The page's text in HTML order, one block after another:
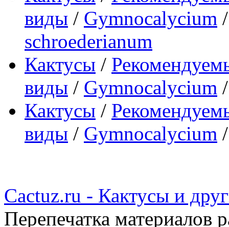
виды / Gymnocalycium
schroederianum
Кактусы /
виды / Gymnocalycium
Кактусы /
виды / Gymnocalycium
Cactuz.ru - Кактусы и
Перепечатка материалов